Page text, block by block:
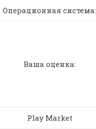
Операционная система:
Ваша оценка:
Play Market